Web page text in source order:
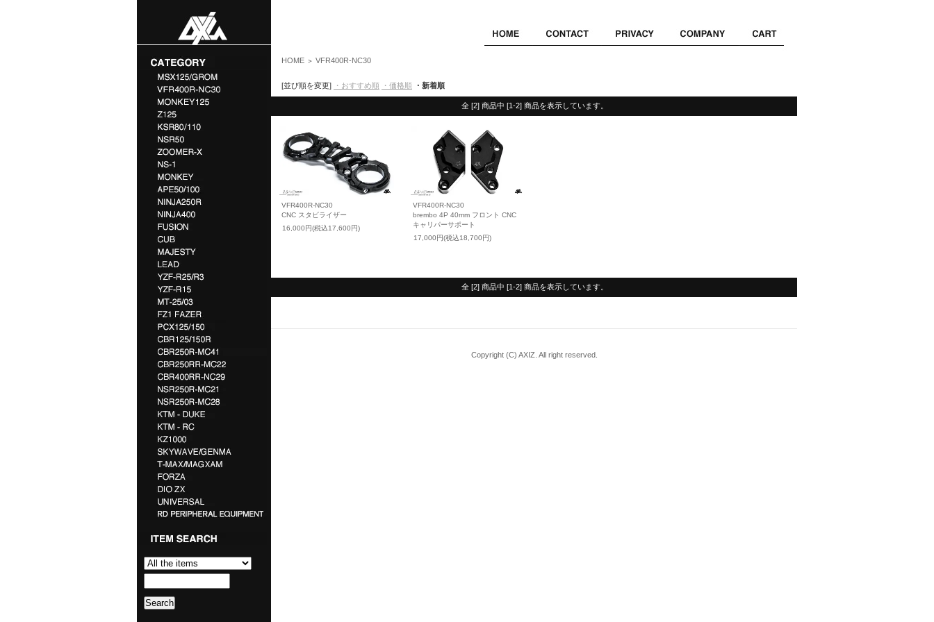
HOME ＞ VFR400R-NC30
[並び順を変更] ・おすすめ順 ・価格順 ・新着順
全 [2] 商品中 [1-2] 商品を表示しています。
VFR400R-NC30
CNC スタビライザー
16,000円(税込17,600円)
VFR400R-NC30
brembo 4P 40mm フロント CNC
キャリパーサポート
17,000円(税込18,700円)
全 [2] 商品中 [1-2] 商品を表示しています。
Copyright (C) AXIZ. All right reserved.